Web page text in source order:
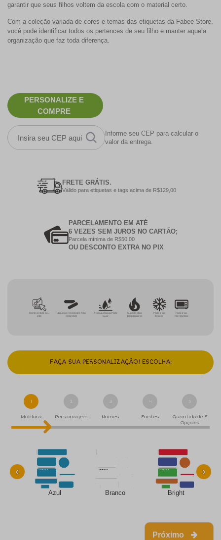
garantir que seus filhos voltem da escola com o material certo.
Com a coleção variada de cores e temas das etiquetas da Fabee Store,
você pode identificar todos os pertences de seu filho e manter aquela
organização que faz toda diferença.
PERSONALIZE E
COMPRE
Informe seu CEP para calcular o
valor da entrega.
FRETE GRÁTIS.
Válido para etiquetas e tags acima de R$129,00
PARCELAMENTO EM ATÉ
6 VEZES SEM JUROS NO CARTÁO;
Parcela mínima de R$50,00
OU DESCONTO EXTRA NO PIX
Monte o kit do seu
jeito
Etiquetas resistentes Não
esfarelam
A prova d'água Pode
lavar
Suporta altas
temperaturas
Pode ir ao
freezer
Pode ir ao
microondas
FAÇA SUA PERSONALIZAÇÃO! ESCOLHA:
1
Moldura
2
Personagem
3
Nomes
4
Fontes
5
Quantidade E
Opções
Azul Branco Bright
‹ ›
Próximo